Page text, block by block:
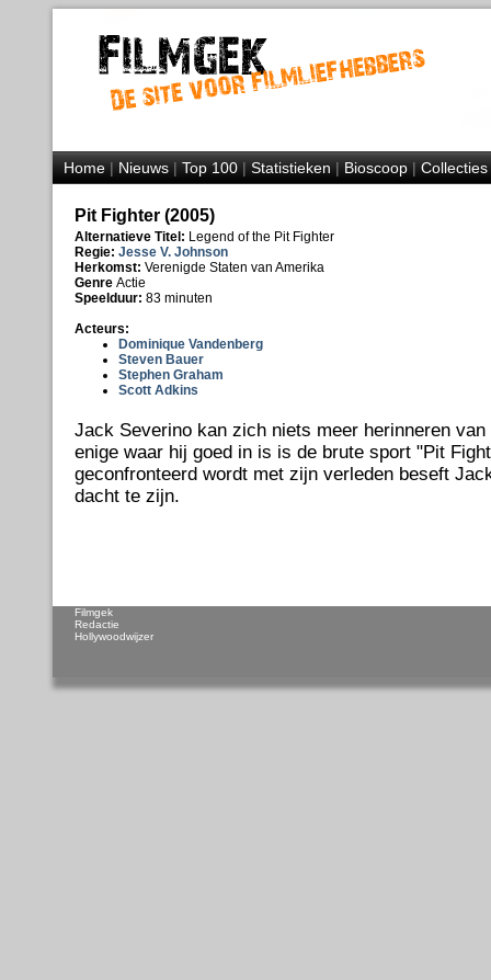
Home|Nieuws|Top 100|Statistieken|Bioscoop|Collecties
Pit Fighter (2005)
Alternatieve Titel: Legend of the Pit Fighter
Regie: Jesse V. Johnson
Herkomst: Verenigde Staten van Amerika
Genre Actie
Speelduur: 83 minuten
Acteurs:
Dominique Vandenberg
Steven Bauer
Stephen Graham
Scott Adkins
Jack Severino kan zich niets meer herinneren
enige waar hij goed in is is de brute sport "Pit
geconfronteerd wordt met zijn verleden beseft
dacht te zijn.
Filmgek
Redactie
Hollywoodwijzer